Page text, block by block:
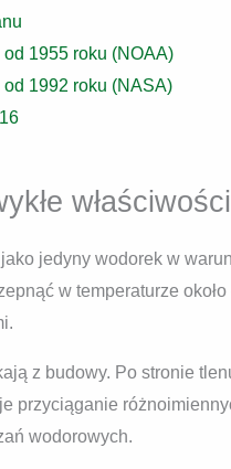
1955 roku (NOAA)
1992 roku (NASA)
jedyny wodorek w
w temperaturze
z budowy. Po stronie
przyciąganie
wodorowych.